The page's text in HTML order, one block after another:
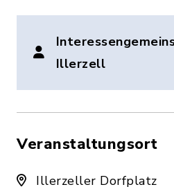
Illerzell
Veranstaltungsort
Illerzeller Dorfplatz